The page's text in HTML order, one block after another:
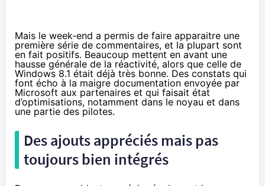
Mais le week-end a permis de faire apparaitre une
première série de commentaires, et la plupart sont
en fait positifs. Beaucoup mettent en avant une
hausse générale de la réactivité, alors que celle de
Windows 8.1 était déjà très bonne. Des constats qui
font écho à la maigre documentation envoyée par
Microsoft aux partenaires et qui faisait état
d’optimisations, notamment dans le noyau et dans
une partie des pilotes.
Des ajouts appréciés mais pas
toujours bien intégrés